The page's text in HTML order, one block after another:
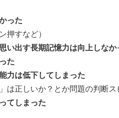
った
押すなど）
い出す長期記憶力は向上しなか
た
力は低下してしまった
は正しいか？とか問題の判断ス
てしまった